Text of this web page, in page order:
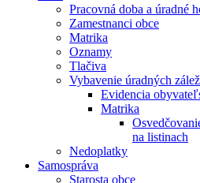
Pracovná doba a úradné
Zamestnanci obce
Matrika
Oznamy
Tlačiva
Vybavenie úradných
Evidencia
Matrika
na listinach
Nedoplatky
Samospráva
Starosta obce